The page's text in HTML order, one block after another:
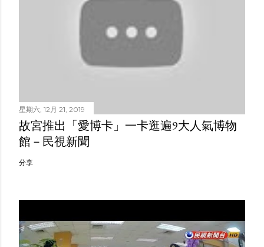
星期六, 12月 21, 2019
故宮推出「愛博卡」一卡逛遍9大人氣博物
館－民視新聞
分享